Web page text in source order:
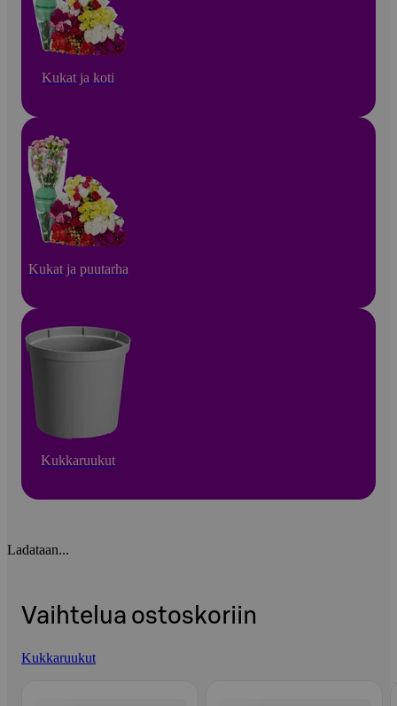
Kukat ja koti
Kukat ja puutarha
Kukkaruukut
Ladataan...
Vaihtelua ostoskoriin
Kukkaruukut